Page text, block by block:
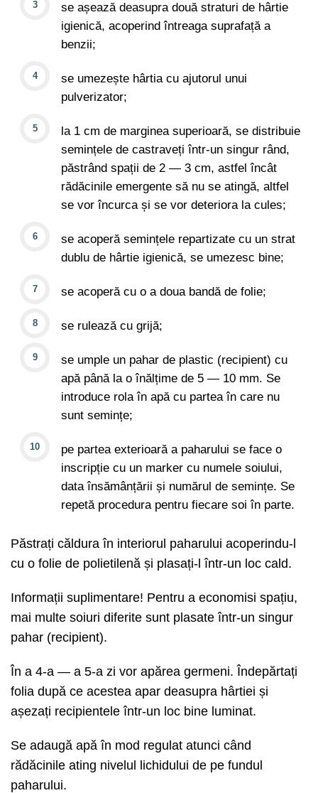
se așează deasupra două straturi de hârtie
igienică, acoperind întreaga suprafață a
benzii;
se umezește hârtia cu ajutorul unui
pulverizator;
la 1 cm de marginea superioară, se distribuie
semințele de castraveți într-un singur rând,
păstrând spații de 2 — 3 cm, astfel încât
rădăcinile emergente să nu se atingă, altfel
se vor încurca și se vor deteriora la cules;
se acoperă semințele repartizate cu un strat
dublu de hârtie igienică, se umezesc bine;
se acoperă cu o a doua bandă de folie;
se rulează cu grijă;
se umple un pahar de plastic (recipient) cu
apă până la o înălțime de 5 — 10 mm. Se
introduce rola în apă cu partea în care nu
sunt semințe;
pe partea exterioară a paharului se face o
inscripție cu un marker cu numele soiului,
data însămânțării și numărul de semințe. Se
repetă procedura pentru fiecare soi în parte.
Păstrați căldura în interiorul paharului acoperindu-l
cu o folie de polietilenă și plasați-l într-un loc cald.
Informații suplimentare! Pentru a economisi spațiu,
mai multe soiuri diferite sunt plasate într-un singur
pahar (recipient).
În a 4-a — a 5-a zi vor apărea germeni. Îndepărtați
folia după ce acestea apar deasupra hârtiei și
așezați recipientele într-un loc bine luminat.
Se adaugă apă în mod regulat atunci când
rădăcinile ating nivelul lichidului de pe fundul
paharului.